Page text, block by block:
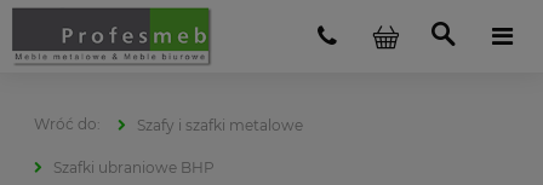
Szafy i szafki metalowe
Szafki ubraniowe BHP